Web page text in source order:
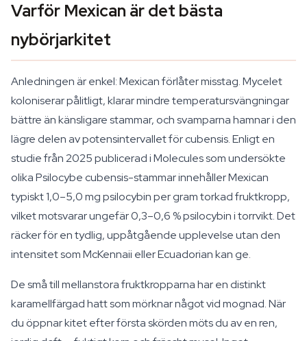
Varför Mexican är det bästa
nybörjarkitet
Anledningen är enkel: Mexican förlåter misstag. Mycelet
koloniserar pålitligt, klarar mindre temperatursvängningar
bättre än känsligare stammar, och svamparna hamnar i den
lägre delen av potensintervallet för cubensis. Enligt en
studie från 2025 publicerad iMoleculessom undersökte
olika Psilocybe cubensis-stammar innehåller Mexican
typiskt 1,0–5,0 mg psilocybin per gram torkad fruktkropp,
vilket motsvarar ungefär 0,3–0,6 % psilocybin i torrvikt. Det
räcker för en tydlig, uppåtgående upplevelse utan den
intensitet som McKennaii eller Ecuadorian kan ge.
De små till mellanstora fruktkropparna har en distinkt
karamellfärgad hatt som mörknar något vid mognad. När
du öppnar kitet efter första skörden möts du av en ren,